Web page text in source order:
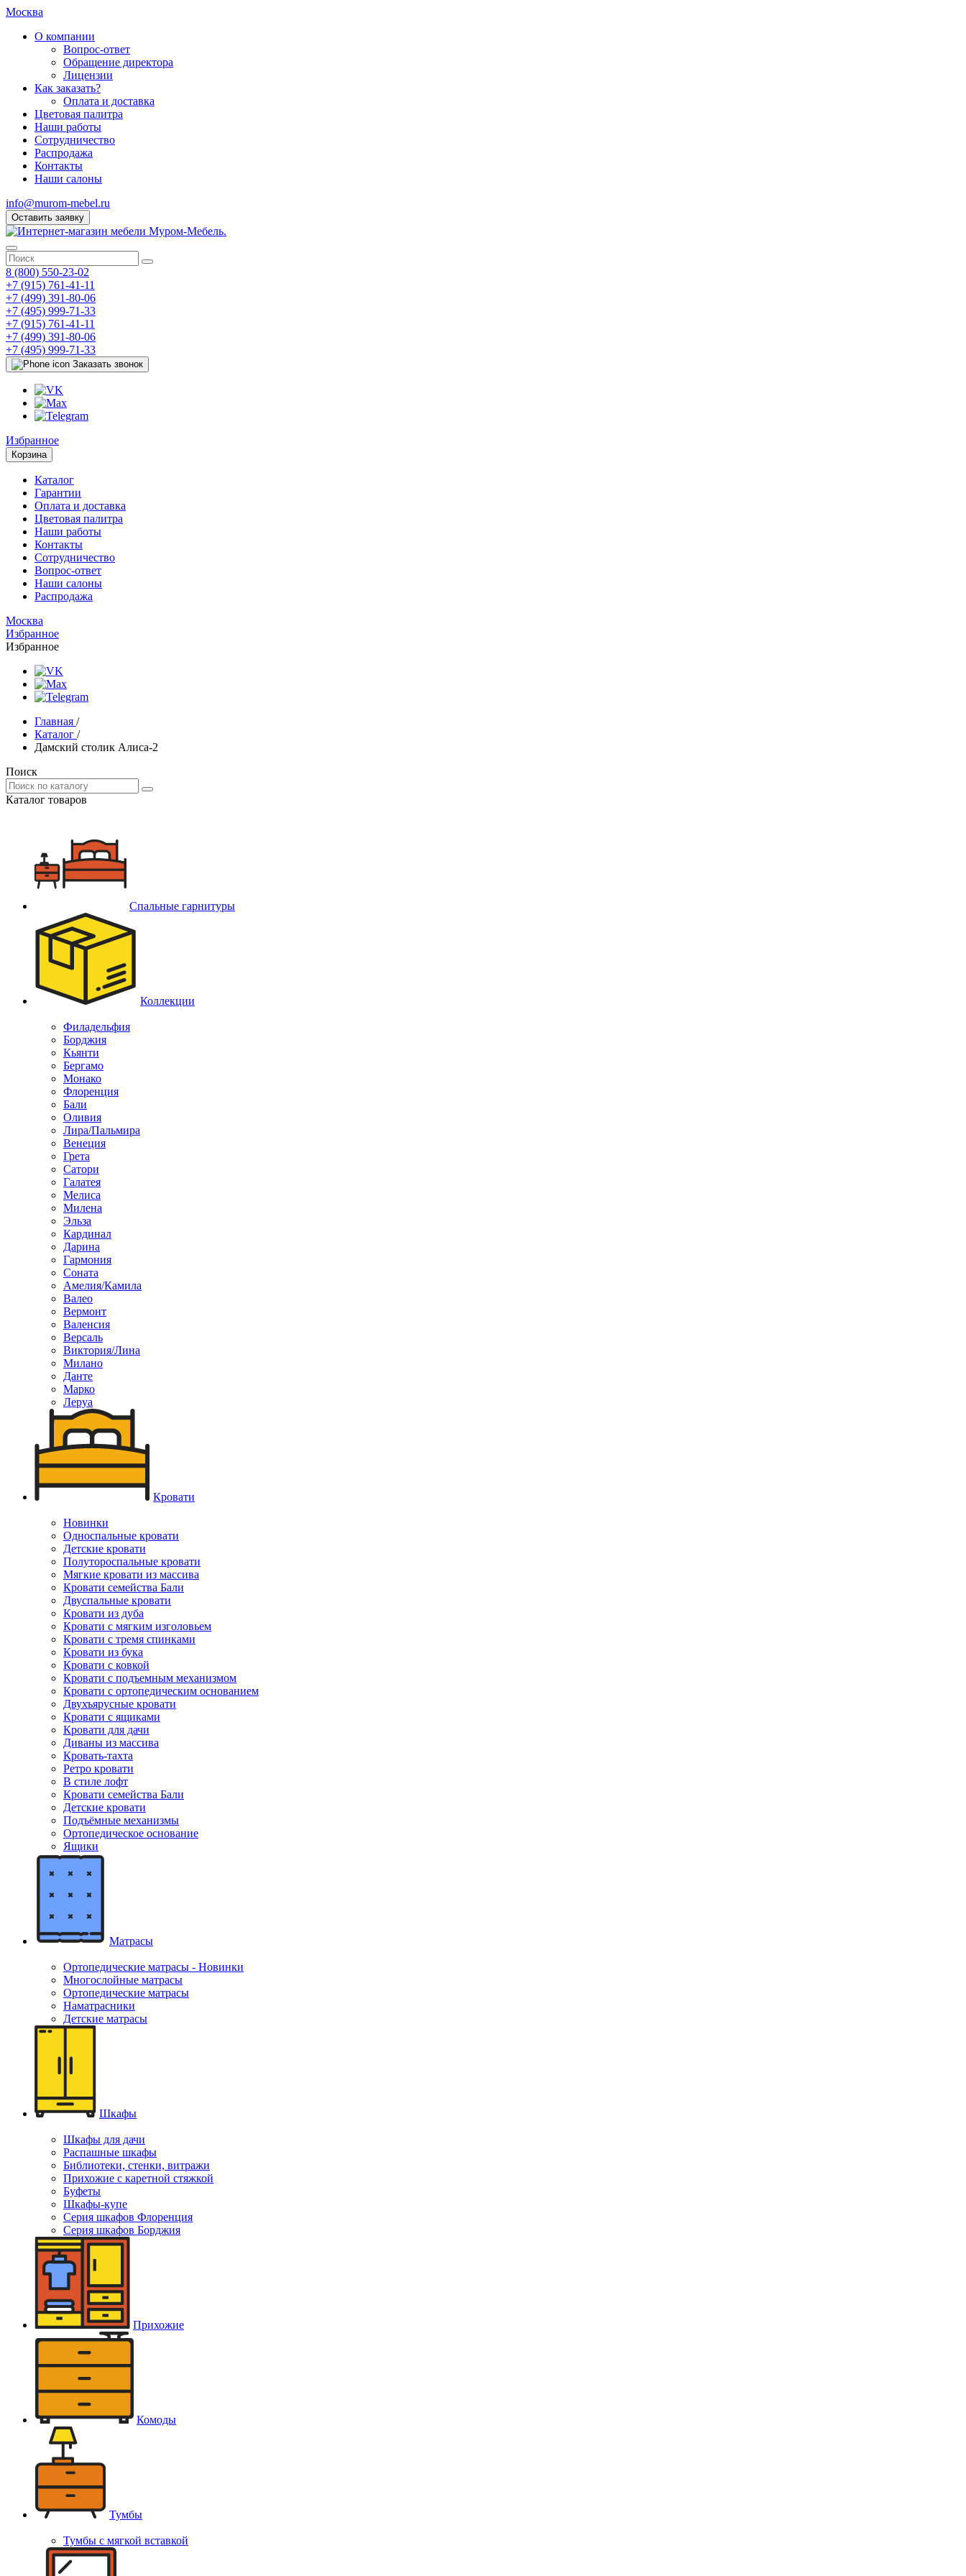
Москва
О компании
Вопрос-ответ
Обращение директора
Лицензии
Как заказать?
Оплата и доставка
Цветовая палитра
Наши работы
Сотрудничество
Распродажа
Контакты
Наши салоны
info@murom-mebel.ru
Оставить заявку
8 (800) 550-23-02
+7 (915) 761-41-11
+7 (499) 391-80-06
+7 (495) 999-71-33
+7 (915) 761-41-11
+7 (499) 391-80-06
+7 (495) 999-71-33
Заказать звонок
Избранное
Корзина
Каталог
Гарантии
Оплата и доставка
Цветовая палитра
Наши работы
Контакты
Сотрудничество
Вопрос-ответ
Наши салоны
Распродажа
Москва
Избранное
Избранное
Главная /
Каталог /
Дамский столик Алиса-2
Поиск
Каталог товаров
Спальные гарнитуры
Коллекции
Филадельфия
Борджия
Кьянти
Бергамо
Монако
Флоренция
Бали
Оливия
Лира/Пальмира
Венеция
Грета
Сатори
Галатея
Мелиса
Милена
Эльза
Кардинал
Дарина
Гармония
Соната
Амелия/Камила
Валео
Вермонт
Валенсия
Версаль
Виктория/Лина
Милано
Данте
Марко
Леруа
Кровати
Новинки
Односпальные кровати
Детские кровати
Полутороспальные кровати
Мягкие кровати из массива
Кровати семейства Бали
Двуспальные кровати
Кровати из дуба
Кровати с мягким изголовьем
Кровати с тремя спинками
Кровати из бука
Кровати с ковкой
Кровати с подъемным механизмом
Кровати с ортопедическим основанием
Двухъярусные кровати
Кровати с ящиками
Кровати для дачи
Диваны из массива
Кровать-тахта
Ретро кровати
В стиле лофт
Кровати семейства Бали
Детские кровати
Подъёмные механизмы
Ортопедическое основание
Ящики
Матрасы
Ортопедические матрасы - Новинки
Многослойные матрасы
Ортопедические матрасы
Наматрасники
Детские матрасы
Шкафы
Шкафы для дачи
Распашные шкафы
Библиотеки, стенки, витражи
Прихожие с каретной стяжкой
Буфеты
Шкафы-купе
Серия шкафов Флоренция
Серия шкафов Борджия
Прихожие
Комоды
Тумбы
Тумбы с мягкой вставкой